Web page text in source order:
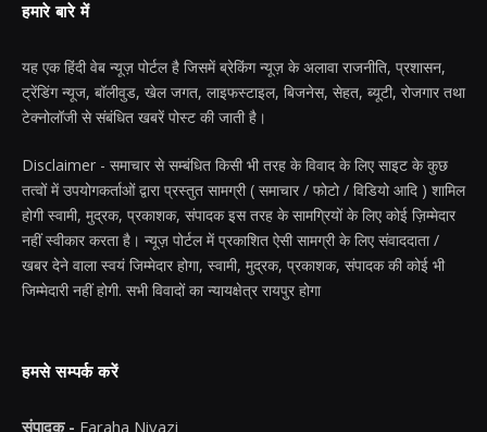
हमारे बारे में
यह एक हिंदी वेब न्यूज़ पोर्टल है जिसमें ब्रेकिंग न्यूज़ के अलावा राजनीति, प्रशासन,
ट्रेंडिंग न्यूज, बॉलीवुड, खेल जगत, लाइफस्टाइल, बिजनेस, सेहत, ब्यूटी, रोजगार तथा
टेक्नोलॉजी से संबंधित खबरें पोस्ट की जाती है।
Disclaimer - समाचार से सम्बंधित किसी भी तरह के विवाद के लिए साइट के कुछ
तत्वों में उपयोगकर्ताओं द्वारा प्रस्तुत सामग्री ( समाचार / फोटो / विडियो आदि ) शामिल
होगी स्वामी, मुद्रक, प्रकाशक, संपादक इस तरह के सामग्रियों के लिए कोई ज़िम्मेदार
नहीं स्वीकार करता है। न्यूज़ पोर्टल में प्रकाशित ऐसी सामग्री के लिए संवाददाता /
खबर देने वाला स्वयं जिम्मेदार होगा, स्वामी, मुद्रक, प्रकाशक, संपादक की कोई भी
जिम्मेदारी नहीं होगी. सभी विवादों का न्यायक्षेत्र रायपुर होगा
हमसे सम्पर्क करें
संपादक - Faraha Niyazi